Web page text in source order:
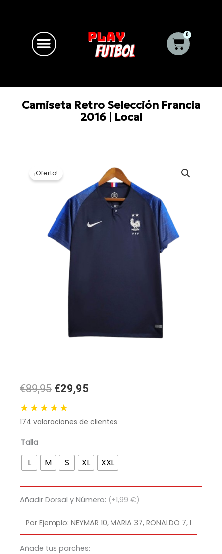
0
Carrito
Camiseta Retro Selección Francia
2016 | Local
¡Oferta!
€89,95 El
original
era:
€29,95
es:
★★★★★
174 valoraciones de clientes
Talla
L M S XL XXL
Añadir Dorsal y Número: (+1,99 €)
Añade tus parches:
Camiseta
Retro
Selección
2016
|
Local
cantidad